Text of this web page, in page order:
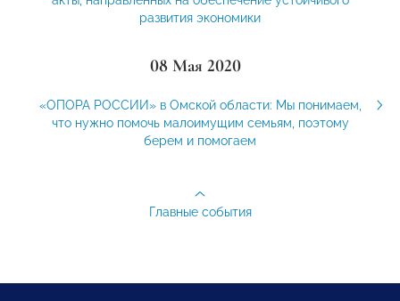
развития экономики
08 Мая 2020
«ОПОРА РОССИИ» в Омской области: Мы понимаем,
что нужно помочь малоимущим семьям, поэтому
берем и помогаем
Главные события